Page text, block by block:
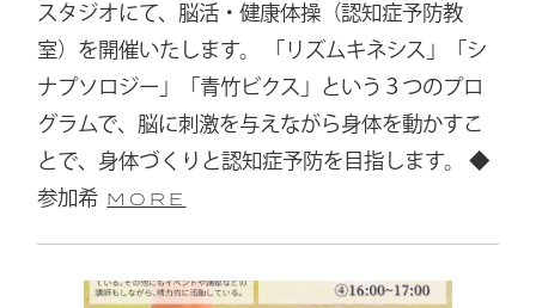
スタジオにて、脳活・健康体操（認知症予防教
室）を開催いたします。 「リズムキネシス」「シ
ナプソロジー」「青竹ビクス」という３つのプロ
グラムで、脳に刺激を与えながら身体を動かすこ
とで、身体づくりと認知症予防を目指します。 ◆
参加希 MORE